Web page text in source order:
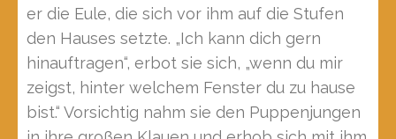
er die Eule, die sich vor ihm auf die Stufen
den Hauses setzte. „Ich kann dich gern
hinauftragen“, erbot sie sich, „wenn du mir
zeigst, hinter welchem Fenster du zu hause
bist.“ Vorsichtig nahm sie den Puppenjungen